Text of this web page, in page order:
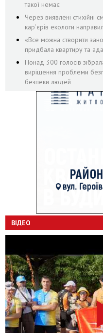
такої немає
Через виявлені стихійні
кар’єрів екологи
«Все можна створити
придбала квартиру та
Понад 300 голосів
вирішення проблеми
безпеки людей
ВІДЕО